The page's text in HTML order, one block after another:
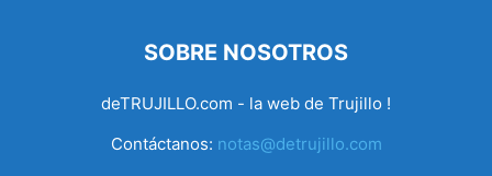
SOBRE NOSOTROS
deTRUJILLO.com - la web de Trujillo !
Contáctanos: notas@detrujillo.com